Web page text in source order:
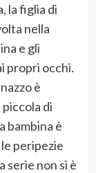
la figlia di
nella
e gli
propri occhi.
è
di
bambina è
peripezie
serie non si è